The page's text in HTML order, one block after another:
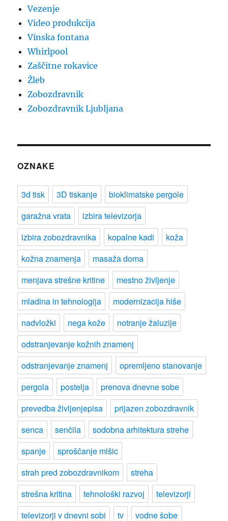
Vezenje
Video produkcija
Vinska fontana
Whirlpool
Zaščitne rokavice
Žleb
Zobozdravnik
Zobozdravnik Ljubljana
OZNAKE
3d tisk 3D tiskanje
bioklimatske pergole
garažna vrata
izbira televizorja
izbira zobozdravnika
kopalne kadi
koža
kožna znamenja
masaža doma
menjava strešne kritine
mestno življenje
mladina in tehnologija
modernizacija hiše
nadvložki
nega kože
notranje žaluzije
odstranjevanje kožnih znamenj
odstranjevanje znamenj
opremljeno stanovanje
pergola
postelja
prenova dnevne sobe
prevedba življenjepisa
prijazen zobozdravnik
senca
senčila
sodobna arhitektura strehe
spanje
sproščanje mišic
strah pred zobozdravnikom
streha
strešna kritina
tehnološki razvoj
televizorji
televizorji v dnevni sobi
tv vodne šobe